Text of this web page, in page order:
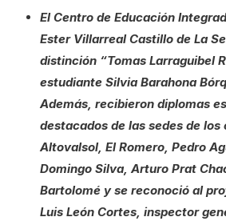
El Centro de Educación
Ester Villarreal Castillo de La
distinción “Tomas Larraguibel
estudiante Silvia Barahona
Además, recibieron diplomas
destacados de las sedes de los
Altovalsol, El Romero, Pedro
Domingo Silva, Arturo Prat
Bartolomé y se reconoció al
Luis León Cortes, inspector